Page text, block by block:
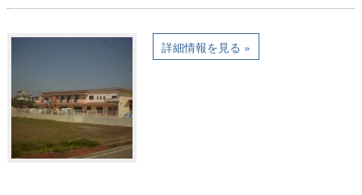
詳細情報を見る »